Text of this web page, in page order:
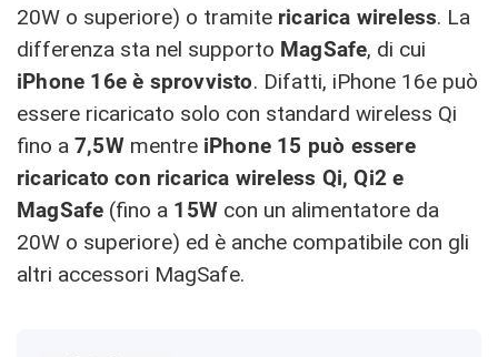
20W o superiore) o tramite ricarica wireless. La
differenza sta nel supporto MagSafe, di cui
iPhone 16e è sprovvisto. Difatti, iPhone 16e può
essere ricaricato solo con standard wireless Qi
fino a 7,5Wmentre iPhone 15 può essere
ricaricato con ricarica wireless Qi, Qi2 e
MagSafe (fino a 15W con un alimentatore da
20W o superiore) ed è anche compatibile con gli
altri accessori MagSafe.